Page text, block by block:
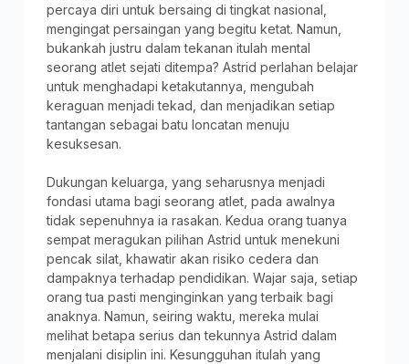
percaya diri untuk bersaing di tingkat nasional,
mengingat persaingan yang begitu ketat. Namun,
bukankah justru dalam tekanan itulah mental
seorang atlet sejati ditempa? Astrid perlahan belajar
untuk menghadapi ketakutannya, mengubah
keraguan menjadi tekad, dan menjadikan setiap
tantangan sebagai batu loncatan menuju
kesuksesan.
Dukungan keluarga, yang seharusnya menjadi
fondasi utama bagi seorang atlet, pada awalnya
tidak sepenuhnya ia rasakan. Kedua orang tuanya
sempat meragukan pilihan Astrid untuk menekuni
pencak silat, khawatir akan risiko cedera dan
dampaknya terhadap pendidikan. Wajar saja, setiap
orang tua pasti menginginkan yang terbaik bagi
anaknya. Namun, seiring waktu, mereka mulai
melihat betapa serius dan tekunnya Astrid dalam
menjalani disiplin ini. Kesungguhan itulah yang